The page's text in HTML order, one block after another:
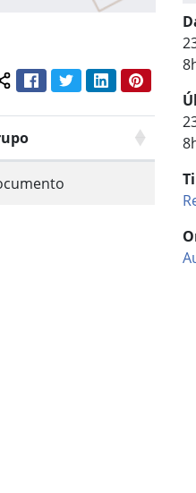
Compartilhar conteúdo:
FacebookTwitterLinkedInPinterest